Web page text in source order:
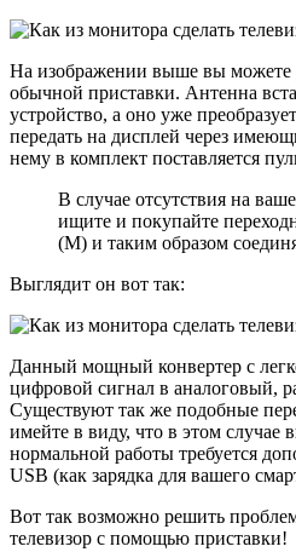
На изображении выше вы можете
обычной приставки. Антенна
устройство, а оно уже
передать на дисплей через
нему в комплект поставляется
В случае отсутствия на
ищите и покупайте
(M) и таким образом
Выглядит он вот так:
Данный мощный конвертер с
цифровой сигнал в аналоговый,
Существуют так же подобные
имейте в виду, что в этом случае
нормальной работы требуется
USB (как зарядка для вашего
Вот так возможно решить
телевизор с помощью приставки!